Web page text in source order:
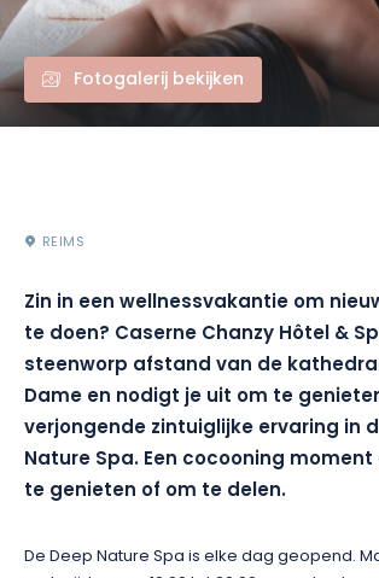
Fotogalerij bekijken
REIMS
Zin in een wellnessvakantie om
te doen? Caserne Chanzy Hôtel &
steenworp afstand van de
Dame en nodigt je uit om te
verjongende zintuiglijke ervaring in
Nature Spa. Een cocooning
te genieten of om te delen.
DeDeepNature Spa is elke dag geopend.